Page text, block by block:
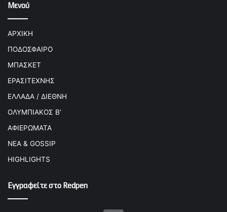
Μενού
ΑΡΧΙΚΗ
ΠΟΔΟΣΦΑΙΡΟ
ΜΠΑΣΚΕΤ
ΕΡΑΣΙΤΕΧΝΗΣ
ΕΛΛΑΔΑ / ΔΙΕΘΝΗ
ΟΛΥΜΠΙΑΚΟΣ Β’
ΑΦΙΕΡΩΜΑΤΑ
ΝΕΑ & GOSSIP
HIGHLIGHTS
Εγγραφείτε στο Redpen